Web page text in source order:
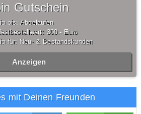
Gutschein
bis: Abgelaufen
300,- Euro
für: Neu- & Bestandskunden
Anzeigen
mit Deinen Freunden